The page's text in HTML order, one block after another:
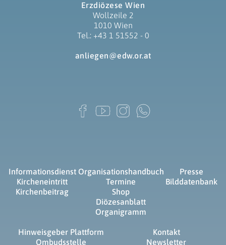
Erzdiözese Wien
Wollzeile 2
1010 Wien
Tel.: +43 1 51552 - 0
anliegen@edw.or.at
Informationsdienst
Kircheneintritt
Kirchenbeitrag
Organisationshandbuch
Termine
Shop
Diözesanblatt
Organigramm
Presse
Bilddatenbank
Hinweisgeber Plattform
Ombudsstelle
Kontakt
Newsletter